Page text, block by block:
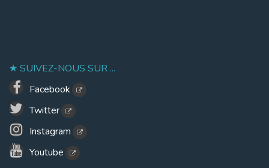
SUIVEZ-NOUS SUR ...
Facebook
Twitter
Instagram
Youtube